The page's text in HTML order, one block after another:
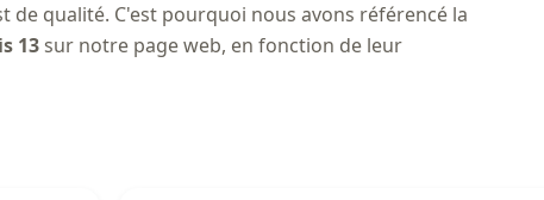
de qualité. C'est pourquoi nous avons référencé la
13sur notre page web, en fonction de leur